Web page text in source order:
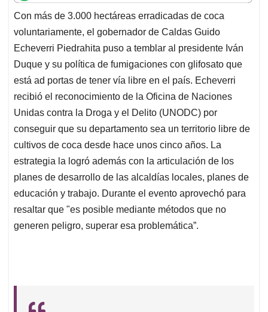
t
s
A
p
p
e
b
o
o
k
k
e
d
I
n
i
l
e
a
d
s
Con más de 3.000 hectáreas erradicadas de coca
voluntariamente, el gobernador de Caldas Guido
Echeverri Piedrahita puso a temblar al presidente Iván
Duque y su política de fumigaciones con glifosato que
está ad portas de tener vía libre en el país. Echeverri
recibió el reconocimiento de la Oficina de Naciones
Unidas contra la Droga y el Delito (UNODC) por
conseguir que su departamento sea un territorio libre de
cultivos de coca desde hace unos cinco años. La
estrategia la logró además con la articulación de los
planes de desarrollo de las alcaldías locales, planes de
educación y trabajo. Durante el evento aprovechó para
resaltar que "es posible mediante métodos que no
generen peligro, superar esa problemática”.